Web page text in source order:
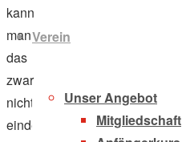
Verein
Unser Angebot
Mitgliedschaft
kann
man
das
zwar
nicht
eindeutig